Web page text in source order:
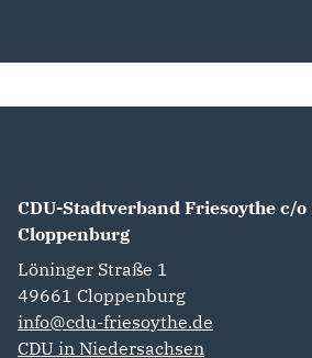
CDU-Stadtverband Friesoythe c/
Cloppenburg
Löninger Straße 1
49661 Cloppenburg
info@cdu-friesoythe.de
CDU in Niedersachsen